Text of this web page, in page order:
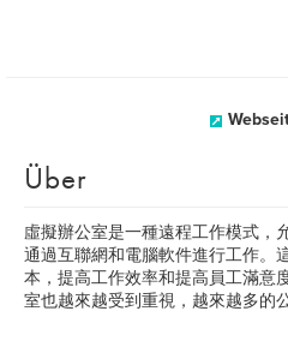
Über
虛擬辦公室是一種遠程工作模式，
通過互聯網和電腦軟件進行工作。
本，提高工作效率和提高員工滿意
室也越來越受到重視，越來越多的